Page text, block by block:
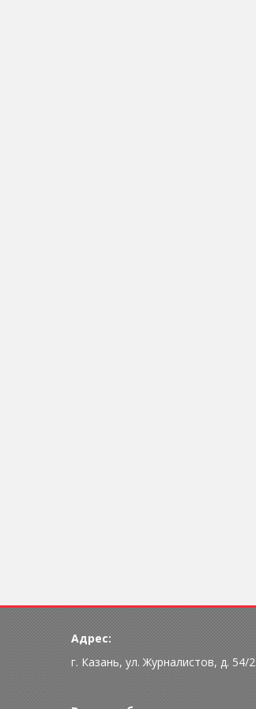
Адрес:
г. Казань, ул. Журналистов, д. 54/2